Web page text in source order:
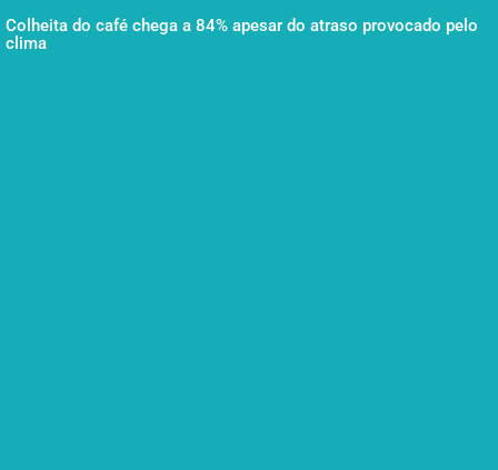
Colheita do café chega a 84% apesar do atraso provocado pelo
clima